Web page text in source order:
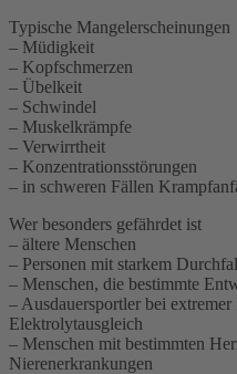
Typische Mangelerscheinungen
– Müdigkeit
– Kopfschmerzen
– Übelkeit
– Schwindel
– Muskelkrämpfe
– Verwirrtheit
– Konzentrationsstörungen
– in schweren Fällen
Wer besonders gefährdet ist
– ältere Menschen
– Personen mit starkem
– Menschen, die bestimmte
– Ausdauersportler bei
Elektrolytausgleich
– Menschen mit bestimmten
Nierenerkrankungen